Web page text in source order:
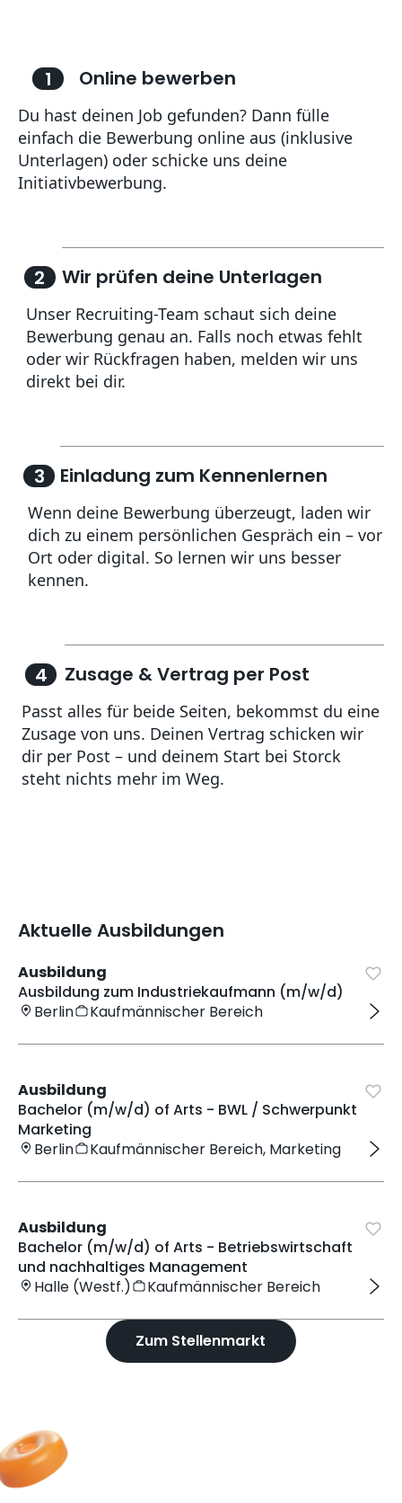
1 Online bewerben
Du hast deinen Job gefunden? Dann fülle
einfach die Bewerbung online aus (inklusive
Unterlagen) oder schicke uns deine
2 Wir prüfen deine Unterlagen
Unser Recruiting-Team schaut sich deine
Bewerbung genau an. Falls noch etwas fehlt
oder wir Rückfragen haben, melden wir uns
3 Einladung zum Kennenlernen
Wenn deine Bewerbung überzeugt, laden wir
dich zu einem persönlichen Gespräch ein – vor
Ort oder digital. So lernen wir uns besser
4 Zusage & Vertrag per Post
Passt alles für beide Seiten, bekommst du eine
Zusage von uns. Deinen Vertrag schicken wir
dir per Post – und deinem Start bei Storck
Aktuelle Ausbildungen
Ausbildung
Ausbildung zum Industriekaufmann (m/w/d)
Berlin
Kaufmännischer Bereich
Ausbildung
Bachelor (m/w/d) of Arts - BWL / Schwerpunkt
Marketing
Berlin
Kaufmännischer Bereich, Marketing
Ausbildung
Bachelor (m/w/d) of Arts - Betriebswirtschaft
und nachhaltiges Management
Halle (Westf.)
Kaufmännischer Bereich
Zum Stellenmarkt